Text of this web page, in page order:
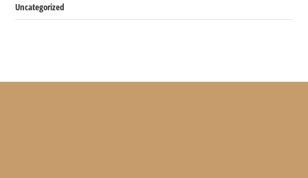
Uncategorized